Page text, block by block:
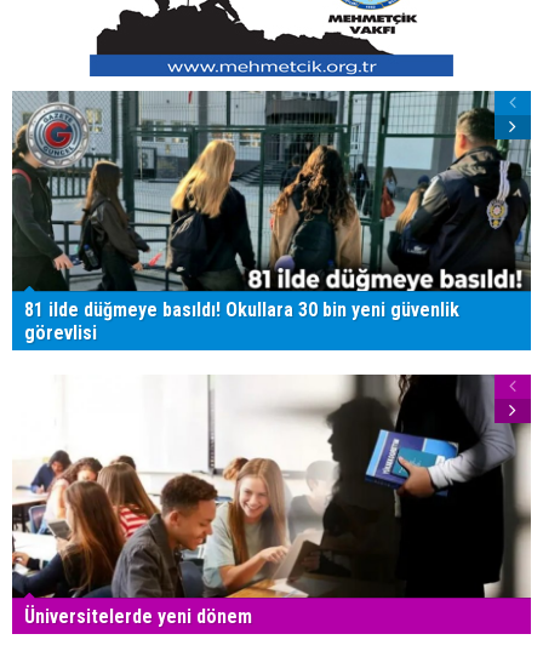
81 ilde düğmeye basıldı! Okullara 30 bin yeni güvenlik
görevlisi
Üniversitelerde yeni dönem